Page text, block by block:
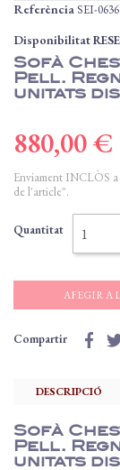
Referència SEI-0636
Disponibilitat
Sofà
Pell.
unitats
880,00 €
Enviament INCLÒS a
de l'article".
Quantitat
AFEGIR A
Compartir
DESCRIPCIÓ
Sofà
Pell.
unitats